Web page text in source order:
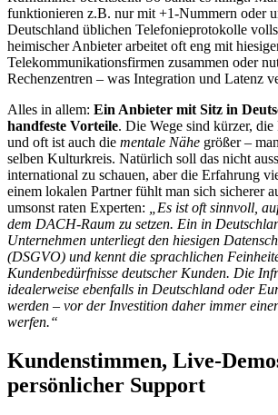
funktionieren z.B. nur mit +1-Nummern oder
Deutschland üblichen Telefonieprotokolle
heimischer Anbieter arbeitet oft eng mit
Telekommunikationsfirmen zusammen oder
Rechenzentren – was Integration und Latenz
Alles in allem: Ein Anbieter mit Sitz in
handfeste Vorteile. Die Wege sind kürzer, die
und oft ist auch die mentale Nähe größer –
selben Kulturkreis. Natürlich soll das nicht
international zu schauen, aber die Erfahrung
einem lokalen Partner fühlt man sich sicherer
umsonst raten Experten: „Es ist oft sinnvoll,
dem DACH-Raum zu setzen. Ein in
Unternehmen unterliegt den hiesigen
(DSGVO) und kennt die sprachlichen
Kundenbedürfnisse deutscher Kunden. Die
idealerweise ebenfalls in Deutschland oder
werden – vor der Investition daher immer
werfen.“
Kundenstimmen, Live-
persönlicher Support